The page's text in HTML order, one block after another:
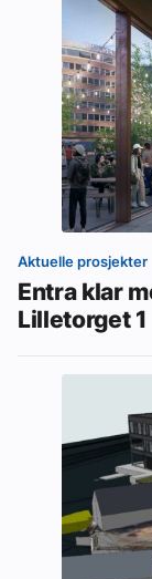
Aktuelle prosjekter
Entra klar
Lilletorget 1